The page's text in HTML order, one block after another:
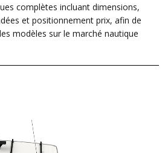
complètes incluant dimensions,
et positionnement prix, afin de
modèles sur le marché nautique